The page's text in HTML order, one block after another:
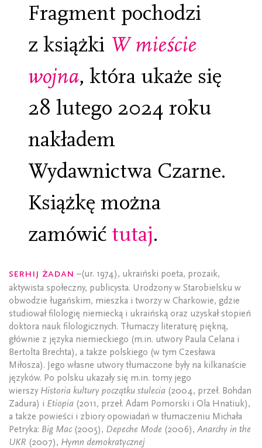
Fragment pochodzi
z książki W mieście
wojna, która ukaże się
28 lutego 2024 roku
nakładem
Wydawnictwa Czarne.
Książkę można
zamówić tutaj.
Serhij Żadan –(ur. 1974), ukraiński poeta, prozaik,
aktywista społeczny, publicysta. Urodzony w Starobielsku w
obwodzie ługańskim, mieszka i tworzy w Charkowie, gdzie
studiował filologię niemiecką i ukraińską oraz uzyskał stopień
doktora nauk filologicznych. Tłumaczy literaturę piękną,
głównie z języka niemieckiego (m.in. utwory Paula Celana i
Bertolta Brechta), a także polskiego (w tym Czesława
Miłosza). Jego własne utwory tłumaczone były na kilkanaście
języków. Po polsku ukazały się m.in. tomy jego
wierszy Historia kultury początku stulecia (2004, przeł. Bohdan
Zadura) i Etiopia (2011, przeł. Adam Pomorski i Ola Hnatiuk),
a także powieści i zbiory opowiadań w tłumaczeniu Michała
Petryka: Big Mac(2005), Depeche Mode (2006), Anarchy in the
UKR (2007), Hymn demokratycznej